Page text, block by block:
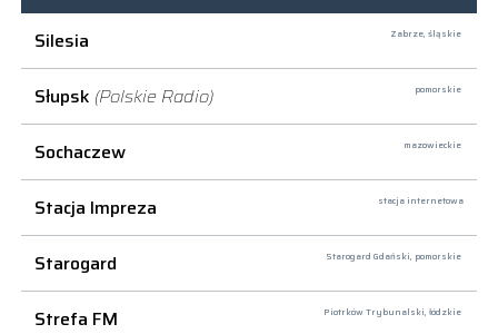
Silesia
Zabrze, śląskie
Słupsk (Polskie Radio) pomorskie
Sochaczew mazowieckie
Stacja Impreza stacja internetowa
Starogard Starogard Gdański, pomorskie
Strefa FM Piotrków Trybunalski, łódzkie